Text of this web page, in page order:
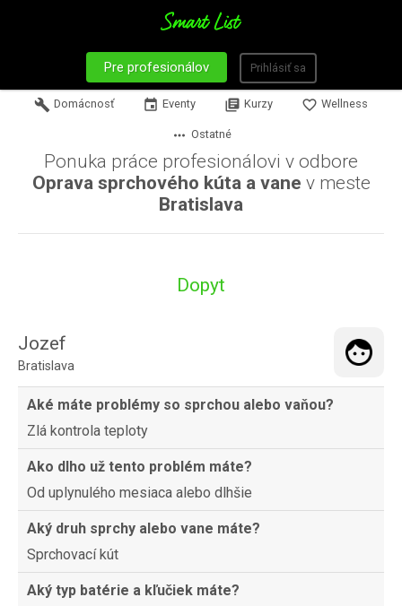
Pre profesionálov Prihlásiť sa
build Domácnosť event Eventy library_books Kurzy favorite_border Wellness
more_horiz Ostatné
Ponuka práce profesionálovi v odbore
Oprava sprchového kúta a vane v meste
Bratislava
Dopyt
Jozef
Bratislava
Aké máte problémy so sprchou alebo vaňou?
Zlá kontrola teploty
Ako dlho už tento problém máte?
Od uplynulého mesiaca alebo dlhšie
Aký druh sprchy alebo vane máte?
Sprchovací kút
Aký typ batérie a kľučiek máte?